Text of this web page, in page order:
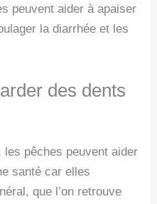
peuvent aider à apaiser
la diarrhée et les
des dents
pêches peuvent aider
santé car elles
que l’on retrouve